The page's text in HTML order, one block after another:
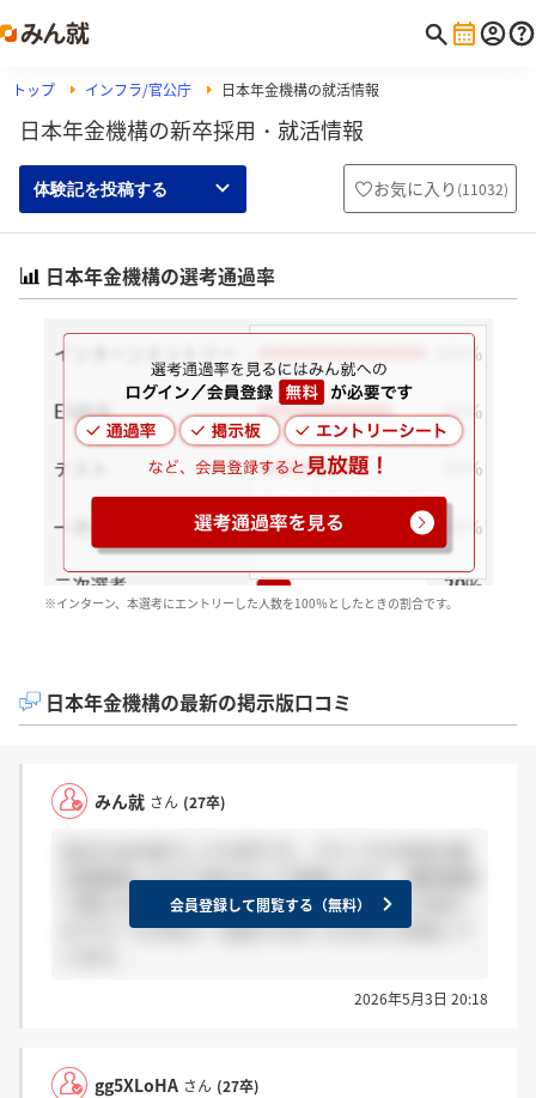
トップ インフラ/官公庁 日本年金機構の就活情報
日本年金機構の新卒採用・就活情報
体験記を投稿する お気に入り (11032)
日本年金機構の選考通過率
※インターン、本選考にエントリーした人数を100％としたときの割合です。
日本年金機構の最新の掲示版口コミ
みん就 さん (27卒)
正検査通ったので俯かないで邁進します。 最終面接
で落ちた原因としては、写真貼ってないのと年金へ
のアピールがあと一足足りなかったのだと反省して
会員登録して閲覧する（無料）
2026年5月3日 20:18
gg5XLoHA さん (27卒)